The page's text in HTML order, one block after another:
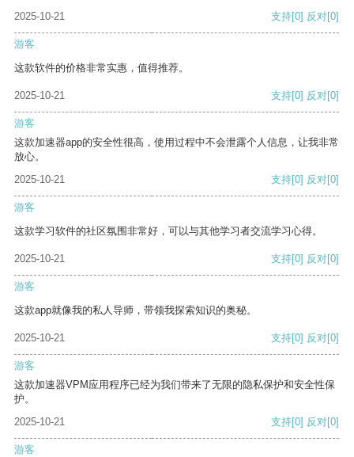
2025-10-21 支持[0] 反对[0]
游客
这款软件的价格非常实惠，值得推荐。
2025-10-21 支持[0] 反对[0]
游客
这款加速器app的安全性很高，使用过程中不会泄露个人信息，让我非常
放心。
2025-10-21
支持[0] 反对[0]
游客
这款学习软件的社区氛围非常好，可以与其他学习者交流学习心得。
2025-10-21 支持[0] 反对[0]
游客
这款app就像我的私人导师，带领我探索知识的奥秘。
2025-10-21 支持[0] 反对[0]
游客
这款加速器VPM应用程序已经为我们带来了无限的隐私保护和安全性保
护。
2025-10-21
支持[0] 反对[0]
游客